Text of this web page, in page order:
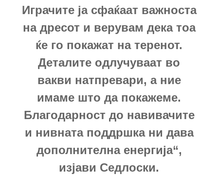
Играчите ја сфаќаат важноста
на дресот и верувам дека тоа
ќе го покажат на теренот.
Деталите одлучуваат во
вакви натпревари, а ние
имаме што да покажеме.
Благодарност до навивачите
и нивната поддршка ни дава
дополнителна енергија“,
изјави Седлоски.